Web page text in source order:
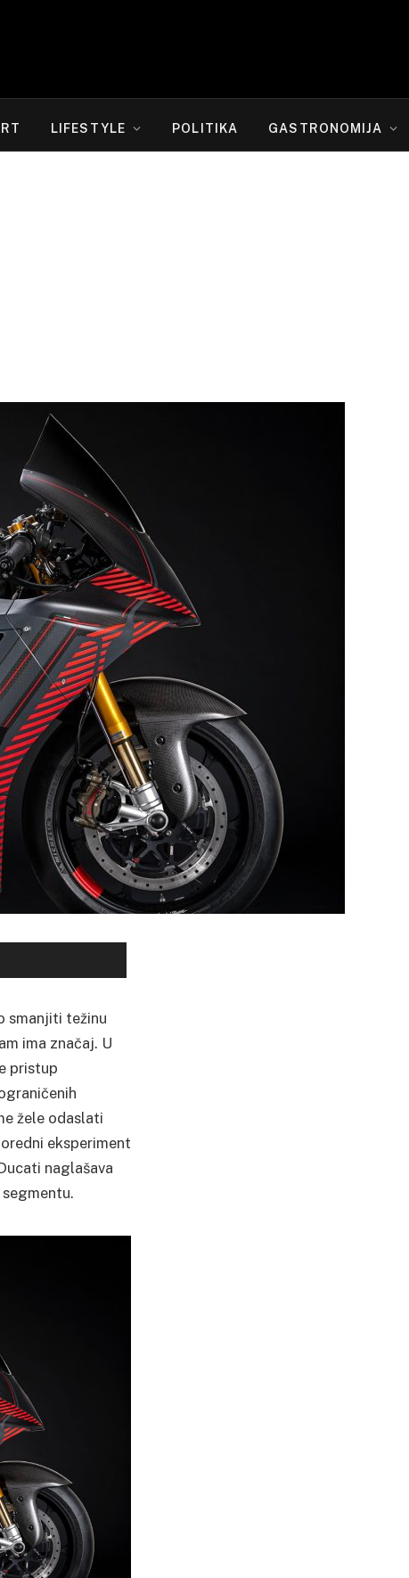
LIFESTYLE POLITIKA GASTRONOMIJA
smanjiti težinu
ima značaj. U
pristup
žele odaslati
eksperiment
naglašava